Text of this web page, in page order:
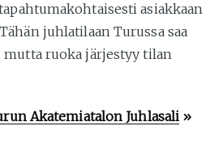
asiakkaan
juhlatilaan Turussa saa
mutta ruoka järjestyy tilan
Akatemiatalon Juhlasali »